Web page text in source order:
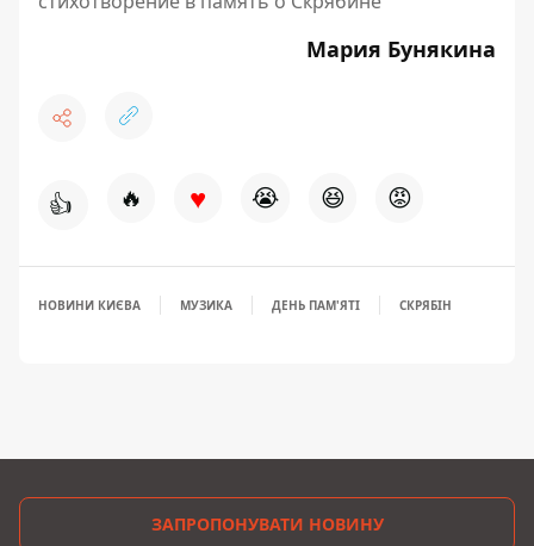
Мария Бунякина
👍 🔥 ♥ 😭 😆 😡
НОВИНИ КИЄВА МУЗИКА ДЕНЬ ПАМ'ЯТІ СКРЯБІН
ЗАПРОПОНУВАТИ НОВИНУ